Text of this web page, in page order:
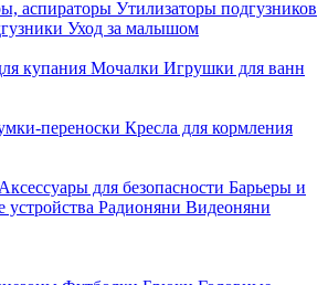
аспираторы Утилизаторы подгузников
Уход за малышом
купания Мочалки Игрушки для ванн
переноски Кресла для кормления
Аксессуары для безопасности Барьеры и
Радионяни Видеоняни